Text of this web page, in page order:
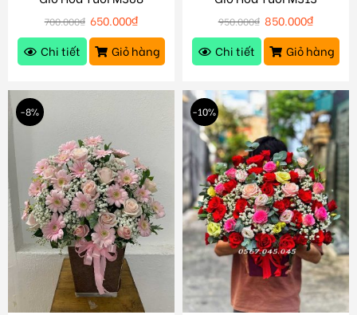
700.000₫ 650.000₫
Chi tiết
Giỏ hàng
950.000₫ 850.000₫
Chi tiết
Giỏ hàng
-8% -10%